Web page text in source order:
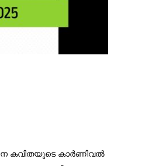
കവിതയുടെ കാർണിവൽ